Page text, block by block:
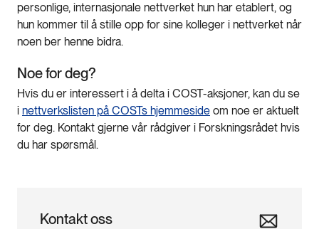
personlige, internasjonale nettverket hun har etablert, og
hun kommer til å stille opp for sine kolleger i nettverket når
noen ber henne bidra.
Noe for deg?
Hvis du er interessert i å delta i COST-aksjoner, kan du se
i nettverkslisten på COSTs hjemmeside om noe er aktuelt
for deg. Kontakt gjerne vår rådgiver i Forskningsrådet hvis
du har spørsmål.
Kontakt oss